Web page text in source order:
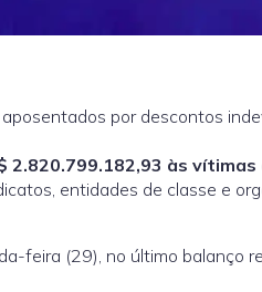
por descontos
2.820.799.182,93 às
entidades de classe e
feira (29), no último balanço